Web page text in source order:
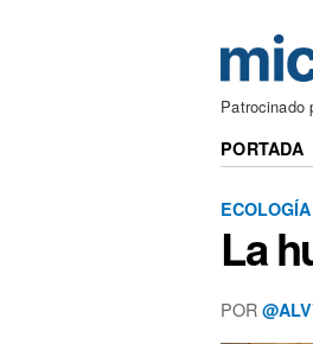
Patrocinado
PORTADA
ECOLOGÍA
La
POR